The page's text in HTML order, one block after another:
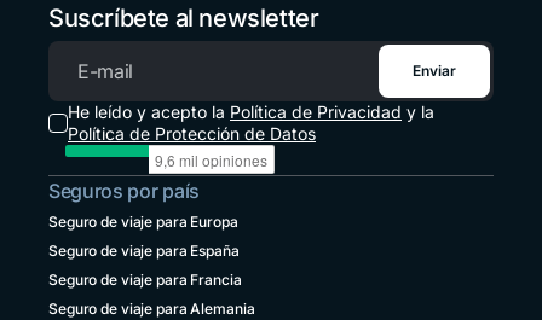
México
Panamá
+507 833 7978
Paraguay
+595 21 2380238
Perú
+51 1 6449164
República Dominicana
Suscríbete al newsletter
Correo electrónico
Enviar
He leído y acepto la Política de Privacidad y la
Política de Protección de Datos
Seguros por país
Seguro de viaje para Europa
Seguro de viaje para España
Seguro de viaje para Francia
Seguro de viaje para Alemania